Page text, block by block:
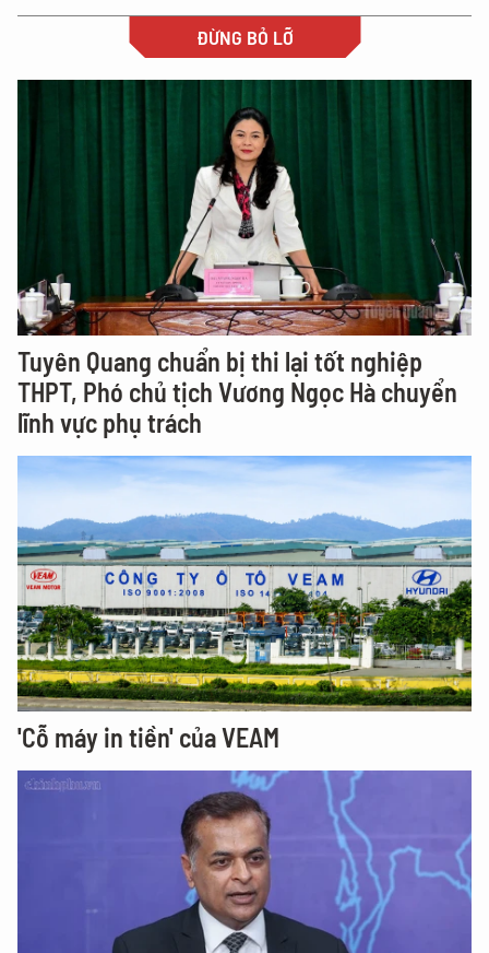
ĐỪNG BỎ LỠ
Tuyên Quang chuẩn bị thi lại tốt nghiệp
THPT, Phó chủ tịch Vương Ngọc Hà chuyển
lĩnh vực phụ trách
'Cỗ máy in tiền' của VEAM